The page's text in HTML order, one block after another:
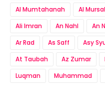
Al Mumtahanah
Al
Ali Imran
An Nahl An
Ar Rad
As Saff Asy
At Taubah
Az Zumar
Luqman
Muhammad